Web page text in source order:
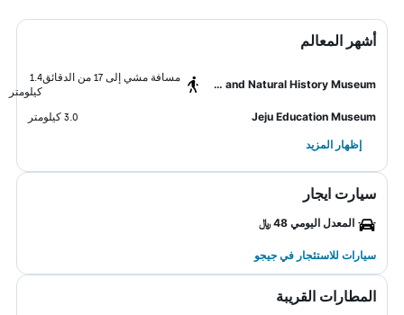
أشهر المعالم
Folklore and Natural History Museum
مسافة مشي إلى 17 من الدقائق
1.4
كيلومتر
Jeju Education Museum
3.0 كيلومتر
إظهار المزيد
سيارت ايجار
المعدل اليومي 48 ﷼
سيارات للاستئجار في جيجو
المطارات القريبة